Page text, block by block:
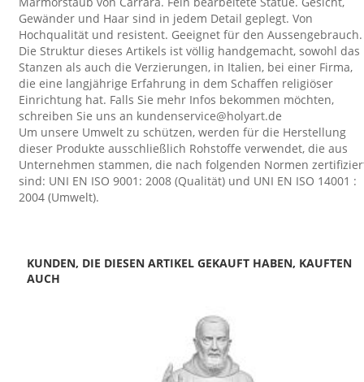
Gewänder und Haar sind in jedem Detail geplegt. Von
Hochqualität und resistent. Geeignet für den Aussengebrauch.
Die Struktur dieses Artikels ist völlig handgemacht, sowohl das
Stanzen als auch die Verzierungen, in Italien, bei einer Firma,
die eine langjährige Erfahrung in dem Schaffen religiöser
Einrichtung hat. Falls Sie mehr Infos bekommen möchten,
schreiben Sie uns an kundenservice@holyart.de
Um unsere Umwelt zu schützen, werden für die Herstellung
dieser Produkte ausschließlich Rohstoffe verwendet, die aus
Unternehmen stammen, die nach folgenden Normen
sind: UNI EN ISO 9001: 2008 (Qualität) und UNI EN ISO 14001 :
2004 (Umwelt).
KUNDEN, DIE DIESEN ARTIKEL GEKAUFT HABEN, KAUFTEN
AUCH